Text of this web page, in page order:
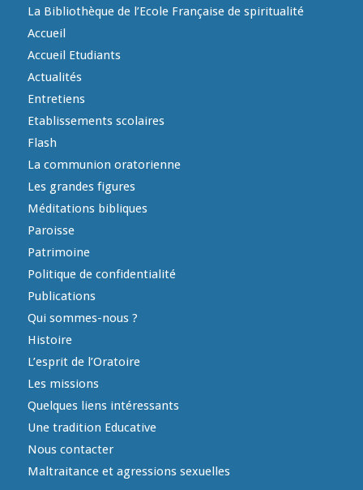
La Bibliothèque de l’Ecole Française de spiritualité
Accueil
Accueil Etudiants
Actualités
Entretiens
Etablissements scolaires
Flash
La communion oratorienne
Les grandes figures
Méditations bibliques
Paroisse
Patrimoine
Politique de confidentialité
Publications
Qui sommes-nous ?
Histoire
L’esprit de l’Oratoire
Les missions
Quelques liens intéressants
Une tradition Educative
Nous contacter
Maltraitance et agressions sexuelles